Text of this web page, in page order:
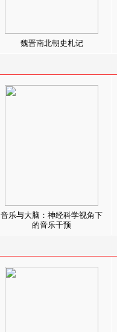
魏晋南北朝史札记
音乐与大脑：神经科学视角下
的音乐干预